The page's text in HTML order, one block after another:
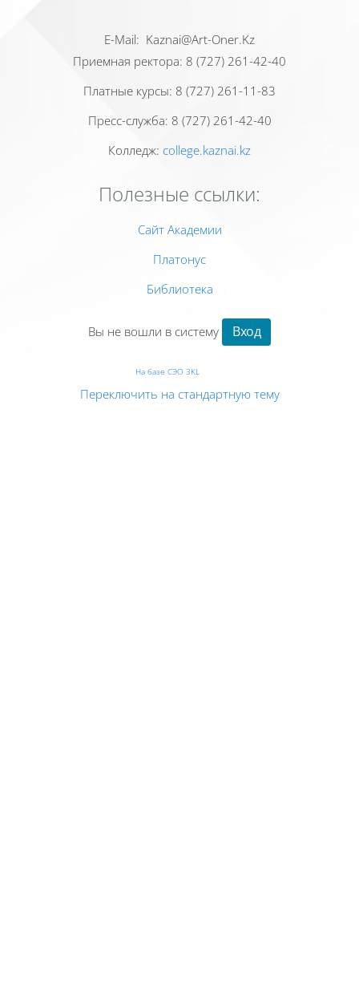
Е-Mail: Kaznai@Art-Oner.Kz
Приемная ректора: 8 (727) 261-42-40
Платные курсы: 8 (727) 261-11-83
Пресс-служба: 8 (727) 261-42-40
Колледж: college.kaznai.kz
Полезные ссылки:
Сайт Академии
Платонус
Библиотека
Вы не вошли в систему Вход
На базе СЭО 3KL
Переключить на стандартную тему